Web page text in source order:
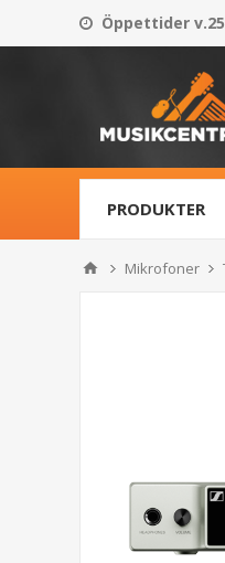
Öppettider
PRODUKTER
Mikrofoner